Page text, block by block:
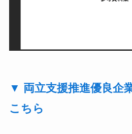
▼ 両立支援推進優良企
こちら